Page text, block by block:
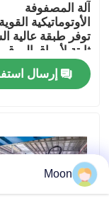
رقابة جودة
اتصل بنا
آلة تغليف الفلوت
آلة المصفوفة
الأوتوماتيكية
توفر طبقة عالية
ثابتة لأوراق الورق
المقوى المموجة
إرسال
Moon